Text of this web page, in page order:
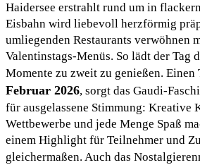
Haidersee erstrahlt rund um in
Eisbahn wird liebevoll herzförmig
umliegenden Restaurants verwöhnen
Valentinstags-Menüs. So lädt der Tag
Momente zu zweit zu genießen. Einen
Februar 2026, sorgt das Gaudi-
für ausgelassene Stimmung: Kreative
Wettbewerbe und jede Menge Spaß
einem Highlight für Teilnehmer und
gleichermaßen. Auch das